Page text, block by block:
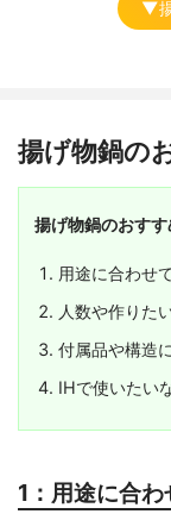
▼
揚げ物鍋の
揚げ物鍋のおす
用途に合わせ
人数や作りた
付属品や構造
IHで使いたい
1：用途に合